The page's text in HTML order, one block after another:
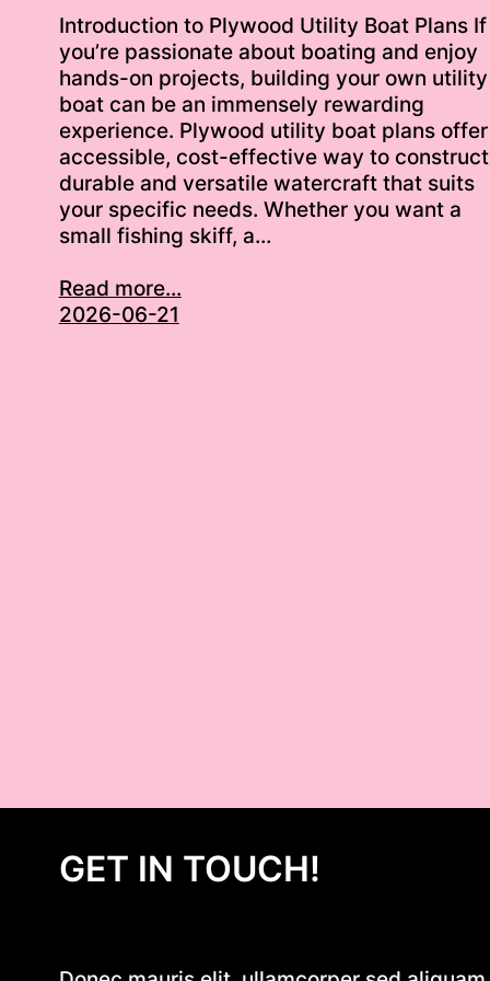
Introduction to Plywood Utility Boat Plans If
you’re passionate about boating and enjoy
hands-on projects, building your own utility
boat can be an immensely rewarding
experience. Plywood utility boat plans offer
accessible, cost-effective way to
durable and versatile watercraft that suits
your specific needs. Whether you want a
small fishing skiff, a…
Read more...
2026-06-21
GET IN TOUCH!